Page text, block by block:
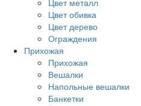
Цвет металл
Цвет обивка
Цвет дерево
Ограждения
Прихожая
Прихожая
Вешалки
Напольные вешалки
Банкетки